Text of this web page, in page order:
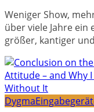
Weniger Show,
über viele Jahre
größer, kantiger
Dygma